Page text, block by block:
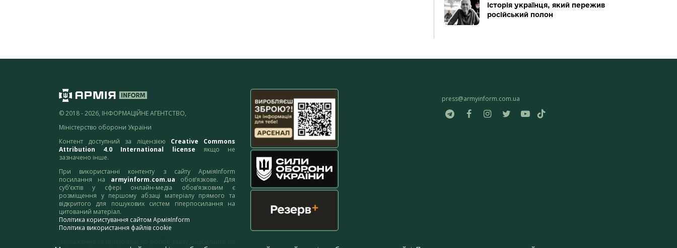
історія українця, який пережив
російський полон
© 2018 - 2026, ІНФОРМАЦІЙНЕ АГЕНТСТВО,
Міністерство оборони України
Контент доступний за ліцензією Creative Commons
Attribution 4.0 International license якщо не
зазначено інше.
При використанні контенту з сайту АрміяInform
посилання на armyinform.com.ua обов’язкове. Для
суб’єктів у сфері онлайн-медіа обов’язковим є
розміщення у першому абзаці матеріалу прямого та
відкритого для пошукових систем гіперпосилання на
цитований матеріал.
Політика користування сайтом АрміяInform
Політика використання файлів cookie
press@armyinform.com.ua